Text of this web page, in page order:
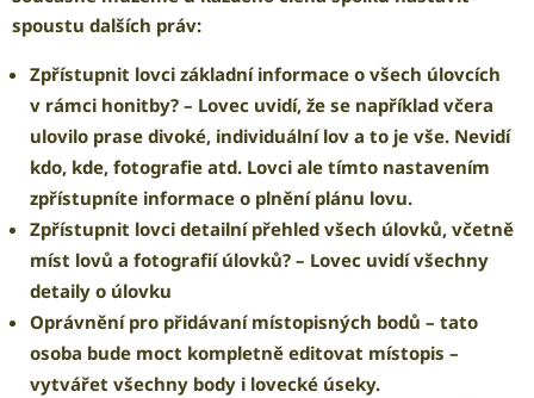
spoustu dalších práv:
Zpřístupnit lovci základní informace o všech úlovcích
v rámci honitby? – Lovec uvidí, že se například včera
ulovilo prase divoké, individuální lov a to je vše. Nevidí
kdo, kde, fotografie atd. Lovci ale tímto nastavením
zpřístupníte informace o plnění plánu lovu.
Zpřístupnit lovci detailní přehled všech úlovků, včetně
míst lovů a fotografií úlovků? – Lovec uvidí všechny
detaily o úlovku
Oprávnění pro přidávaní místopisných bodů – tato
osoba bude moct kompletně editovat místopis –
vytvářet všechny body i lovecké úseky.